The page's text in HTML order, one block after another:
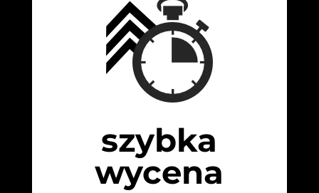
szybka
wycena